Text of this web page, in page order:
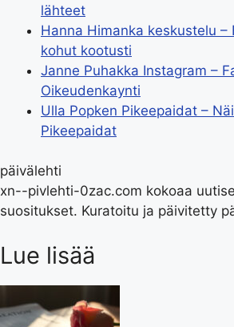
lähteet
Hanna Himanka keskustelu –
kohut kootusti
Janne Puhakka Instagram –
Oikeudenkaynti
Ulla Popken Pikeepaidat –
Pikeepaidat
päivälehti
xn--pivlehti-0zac.com kokoaa
suositukset. Kuratoitu ja päivitetty
Lue lisää